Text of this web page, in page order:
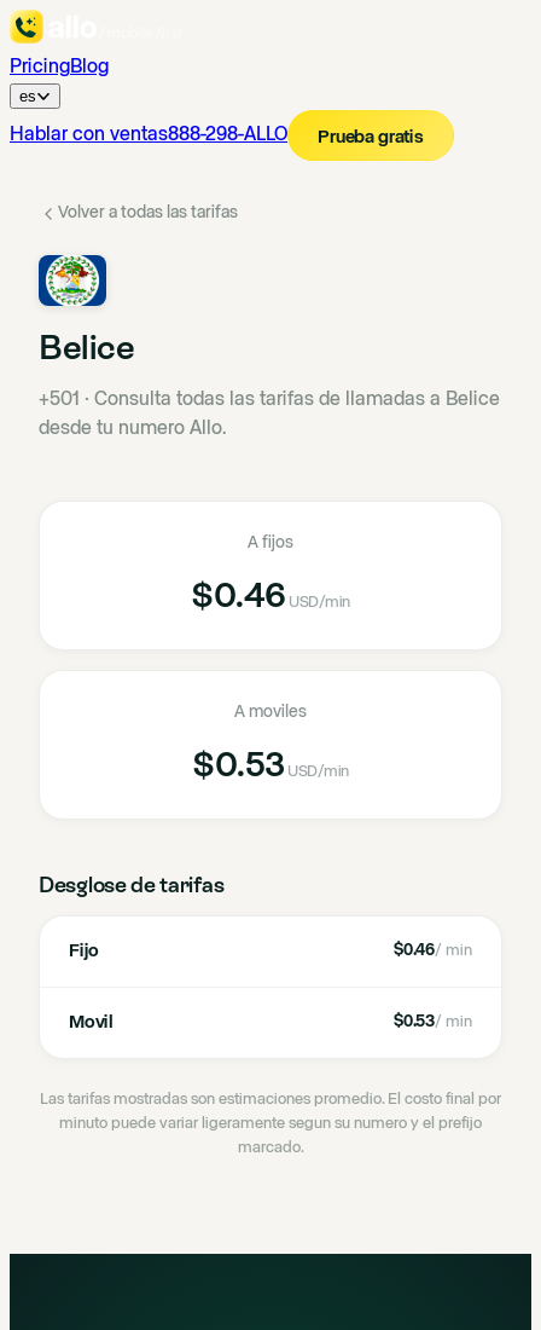
PricingBlog
es
Hablar con ventas888-298-ALLO Prueba gratis
Volver a todas las tarifas
Belice
+501 · Consulta todas las tarifas de llamadas a Belice
desde tu numero Allo.
A fijos
$0.46 USD/min
A moviles
$0.53 USD/min
Desglose de tarifas
Fijo $0.46/ min
Movil $0.53/ min
Las tarifas mostradas son estimaciones promedio. El costo final por
minuto puede variar ligeramente segun su numero y el prefijo
marcado.